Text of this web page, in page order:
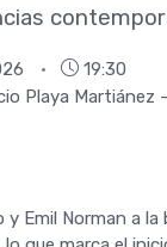
19:30
Playa Martiánez
Emil Norman a